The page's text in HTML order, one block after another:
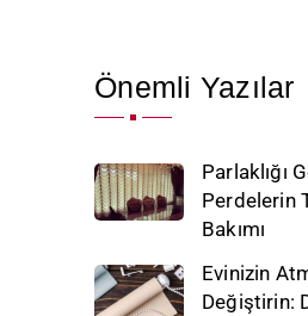
Önemli Yazılar
Parlaklığı
Perdelerin
Bakımı
Evinizin
Değiştirin: